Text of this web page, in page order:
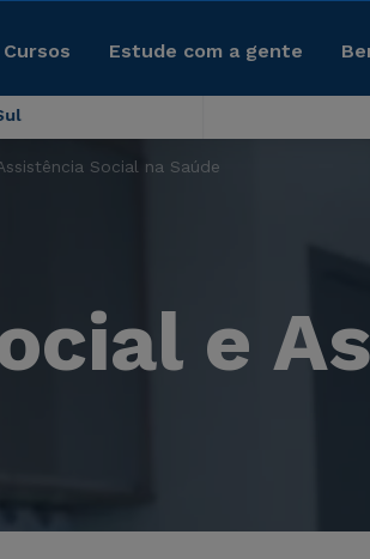
Cursos Estude com a gente
Social na Saúde
e